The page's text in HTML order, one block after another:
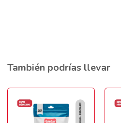
También podrías llevar